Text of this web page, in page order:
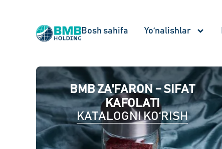
Bosh sahifa Yo‘nalishlar
BMB ZA'FARON – SIFAT
KAFOLATI
KATALOGNI KO‘RISH